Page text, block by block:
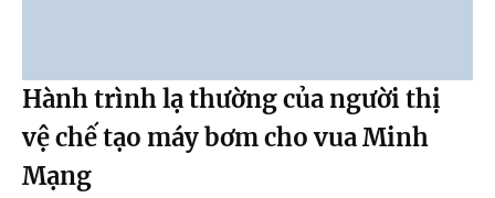
Hành trình lạ thường của người thị
vệ chế tạo máy bơm cho vua Minh
Mạng